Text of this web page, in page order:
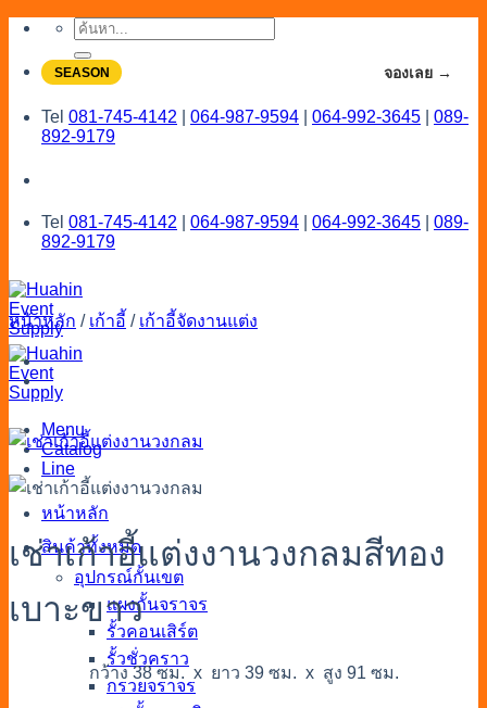
Skip
content
ค้นหา:
SEASON จองเลย →
Tel 081-745-4142 064-987-9594 064-992-3645
089-
892-9179
Tel 081-745-4142 064-987-9594 064-992-3645
089-
892-9179
Menu
Catalog
Line
หน้าหลัก
สินค้าทั้งหมด
อุปกรณ์กั้นเขต
แผงกั้นจราจร
รั้วคอนเสิร์ต
รั้วชั่วคราว
กรวยจราจร
หน้าหลัก / เก้าอี้ / เก้าอี้จัดงานแต่ง
เช่าเก้าอี้แต่งงานวงกลมสีทอง
เบาะขาว
กว้าง 38 ซม. x ยาว 39 ซม. x สูง 91 ซม.